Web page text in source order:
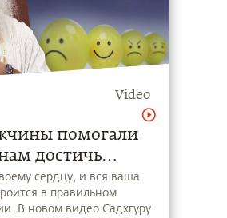
Video
помогали
достичь
сердцу, и вся ваша
в правильном
В новом видео Садхгуру